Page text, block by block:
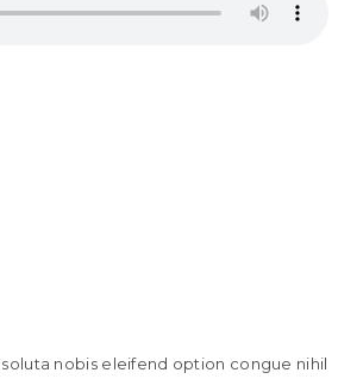
nobis eleifend option congue nihil